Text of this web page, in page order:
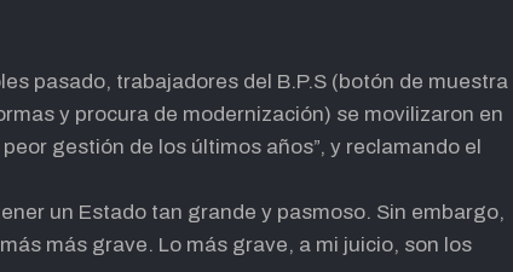
pasado, trabajadores del B.P.S (botón de muestra
y procura de modernización) se movilizaron en
gestión de los últimos años”, y reclamando el
un Estado tan grande y pasmoso. Sin embargo,
más grave. Lo más grave, a mi juicio, son los